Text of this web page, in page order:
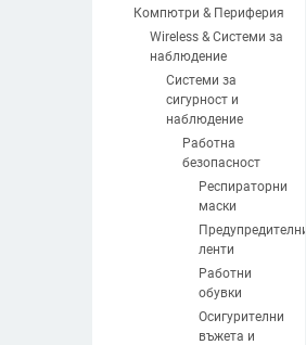
Компютри & Периферия
Wireless & Системи за
наблюдение
Системи за
сигурност и
наблюдение
Работна
безопасност
Респираторни
маски
Предупредителни
ленти
Работни
обувки
Осигурителни
въжета и